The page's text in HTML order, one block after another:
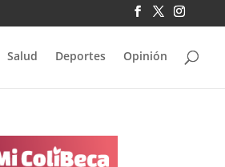
Salud Deportes Opinión